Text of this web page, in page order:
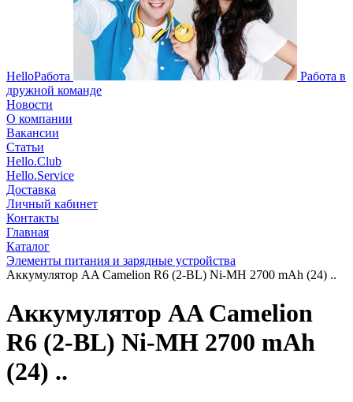
HelloРабота
Работа в
дружной команде
Новости
О компании
Вакансии
Статьи
Hello.Club
Hello.Service
Доставка
Личный кабинет
Контакты
Главная
Каталог
Элементы питания и зарядные устройства
Аккумулятор AA Camelion R6 (2-BL) Ni-MH 2700 mAh (24) ..
Аккумулятор AA Camelion
R6 (2-BL) Ni-MH 2700 mAh
(24) ..